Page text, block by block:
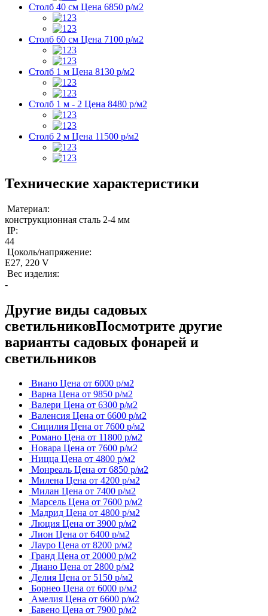
Столб 40 см Цена 6850 р/м2
Столб 60 см Цена 7100 р/м2
Столб 1 м Цена 8130 р/м2
Столб 1 м - 2 Цена 8480 р/м2
Столб 2 м Цена 11500 р/м2
Технические характеристики
Материал:
конструкционная сталь 2-4 мм
IP:
44
Цоколь/напряжение:
Е27, 220 V
Вес изделия:
-
Другие виды садовых
светильниковПосмотрите другие
варианты садовых фонарей и
светильников
Виано Цена от 6000 р/м2
Варна Цена от 9850 р/м2
Валери Цена от 6300 р/м2
Валенсия Цена от 6600 р/м2
Сицилия Цена от 7600 р/м2
Романо Цена от 11800 р/м2
Новара Цена от 7600 р/м2
Ницца Цена от 4800 р/м2
Монреаль Цена от 6850 р/м2
Милена Цена от 4200 р/м2
Милан Цена от 7400 р/м2
Марсель Цена от 7600 р/м2
Мадрид Цена от 4800 р/м2
Люция Цена от 3900 р/м2
Лион Цена от 6400 р/м2
Лауро Цена от 8200 р/м2
Гранд Цена от 20000 р/м2
Диано Цена от 2800 р/м2
Делия Цена от 5150 р/м2
Борнео Цена от 6000 р/м2
Амелия Цена от 6600 р/м2
Бавено Цена от 7900 р/м2